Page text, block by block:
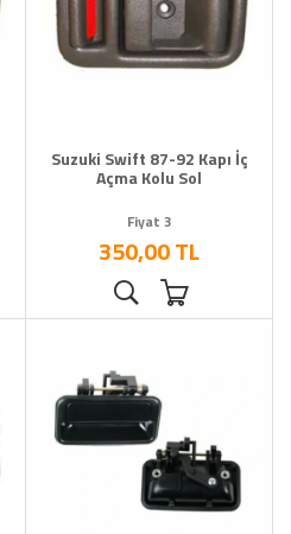
Suzuki Swift 87-92 Kapı İç
Açma Kolu Sol
Fiyat 3
350,00 TL